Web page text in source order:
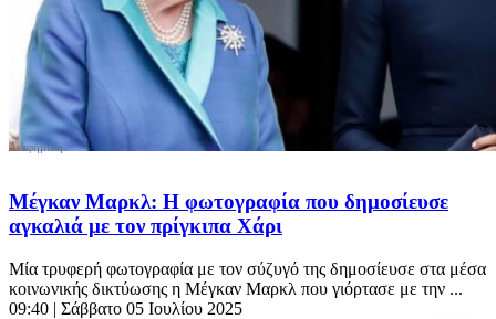
Μέγκαν Μαρκλ: Η φωτογραφία που δημοσίευσε
αγκαλιά με τον πρίγκιπα Χάρι
Μία τρυφερή φωτογραφία με τον σύζυγό της δημοσίευσε στα μέσα
κοινωνικής δικτύωσης η Μέγκαν Μαρκλ που γιόρτασε με την ...
09:40 | Σάββατο 05 Ιουλίου 2025